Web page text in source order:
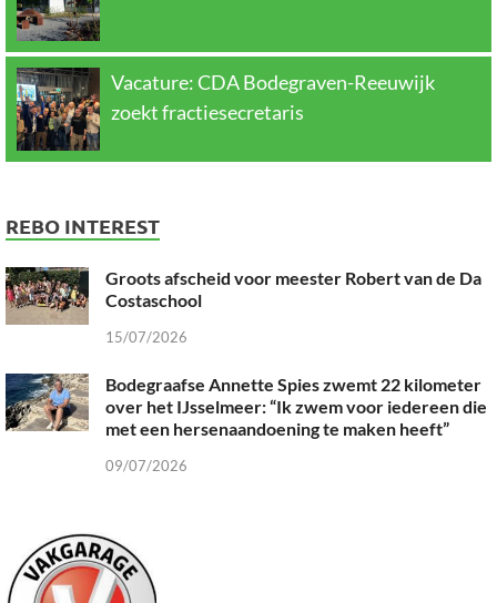
Vacature: CDA Bodegraven-Reeuwijk
zoekt fractiesecretaris
REBO INTEREST
Groots afscheid voor meester Robert van de Da
Costaschool
15/07/2026
Bodegraafse Annette Spies zwemt 22 kilometer
over het IJsselmeer: “Ik zwem voor iedereen die
met een hersenaandoening te maken heeft”
09/07/2026